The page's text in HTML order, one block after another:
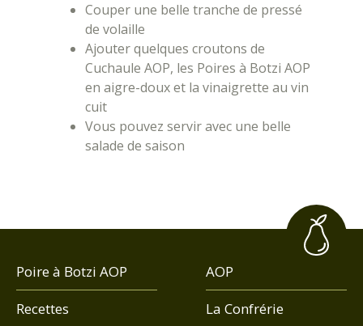
Couper une belle tranche de pressé
de volaille
Ajouter quelques croutons de
Cuchaule AOP, les Poires à Botzi AOP
en aigre-doux et la vinaigrette au vin
cuit
Vous pouvez servir avec une belle
salade de saison
Poire à Botzi AOP
AOP
Recettes
La Confrérie